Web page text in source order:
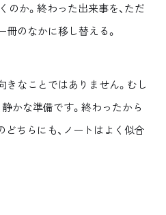
のか。終わった出来事を、ただ
冊のなかに移し替える。
きなことではありません。むし
かな準備です。終わったから
どちらにも、ノートはよく似合